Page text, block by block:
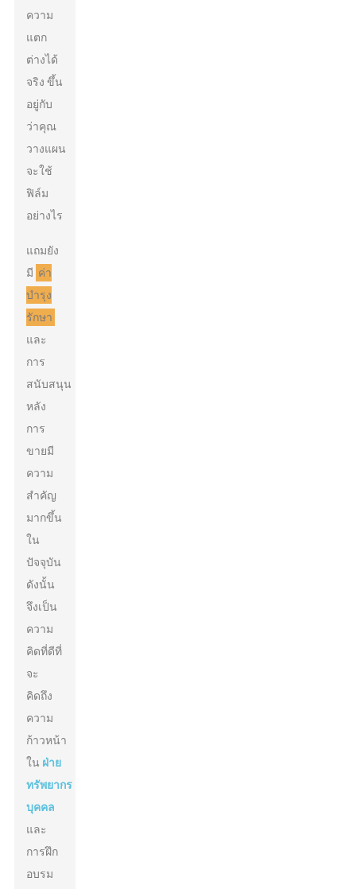
ความ
แตก
ต่างได้
จริง ขึ้น
อยู่กับ
ว่าคุณ
วางแผน
จะใช้
ฟิล์ม
อย่างไร
แถมยัง
มี ค่า
บำรุง
รักษา
และ
การ
สนับสนุน
หลัง
การ
ขายมี
ความ
สำคัญ
มากขึ้น
ใน
ปัจจุบัน
ดังนั้น
จึงเป็น
ความ
คิดที่ดีที่
จะ
คิดถึง
ความ
ก้าวหน้า
ใน ฝ่าย
ทรัพยากร
บุคคล
และ
การฝึก
อบรม